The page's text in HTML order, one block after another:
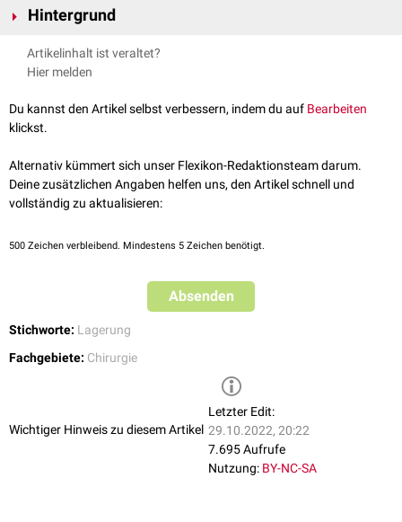
Hintergrund
Eine Mikrolagerung kann beispielweise durch das kurzfristige Unterlegen
von gerollten Handtüchern unter das
möglich, die den Auflagedruck durch aufblasbare Luftkammern
modifizieren.
Artikelinhalt ist veraltet?
Hier melden
Du kannst den Artikel selbst verbessern, indem du auf Bearbeiten
klickst.
Alternativ kümmert sich unser Flexikon-Redaktionsteam darum.
Deine zusätzlichen Angaben helfen uns, den Artikel schnell und
vollständig zu aktualisieren:
500 Zeichen verbleibend. Mindestens 5 Zeichen benötigt.
Absenden
Stichworte: Lagerung
Fachgebiete: Chirurgie
Wichtiger Hinweis zu diesem Artikel
Letzter Edit:
29.10.2022, 20:22
7.695 Aufrufe
Nutzung: BY-NC-SA